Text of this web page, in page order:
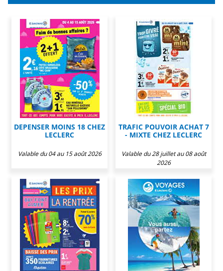
DEPENSER MOINS 18 CHEZ
LECLERC
Valable du 04 au 15 août 2026
TRAFIC POUVOIR ACHAT 7
- MIXTE CHEZ LECLERC
Valable du 28 juillet au 08 août
2026